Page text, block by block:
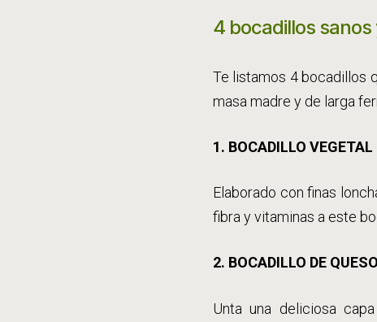
4 bocadillos
Te listamos 4 bocadillos
masa madre y de larga
1. BOCADILLO VEGETAL
Elaborado con finas
fibra y vitaminas a este
2. BOCADILLO DE
Unta una deliciosa